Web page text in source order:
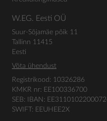
W.EG. Eesti OÜ
Suur-Sõjamäe põik 11
Tallinn 11415
Eesti
Võta ühendust
Registrikood: 10326286
KMKR nr: EE100336700
SEB: IBAN:
SWIFT: EEUHEE2X